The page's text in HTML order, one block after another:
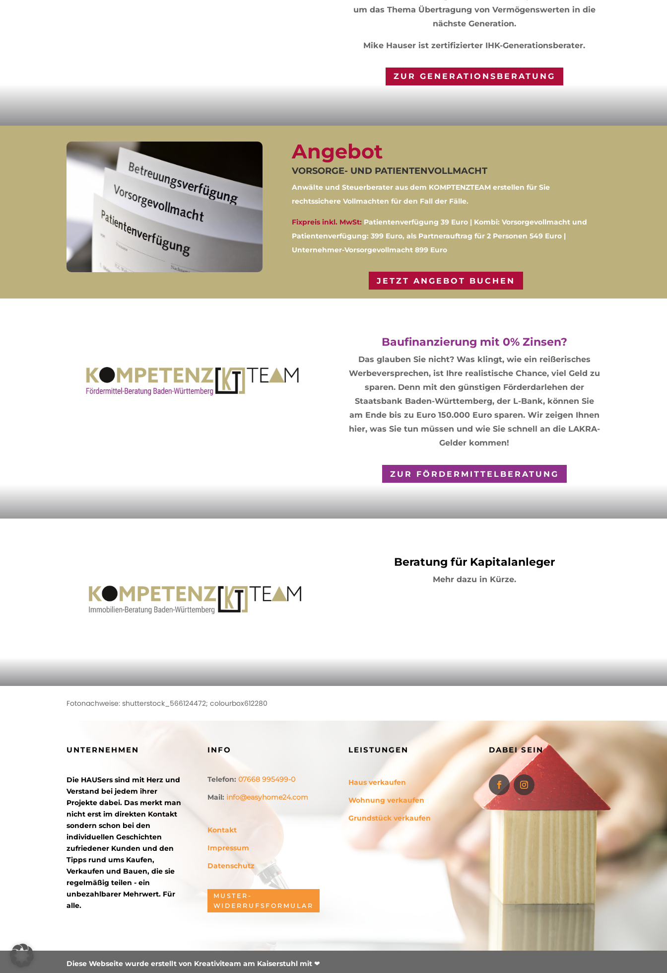
um das Thema Übertragung von Vermögenswerten in die
nächste Generation.
Mike Hauser ist zertifizierter IHK-Generationsberater.
ZUR GENERATIONSBERATUNG
Angebot
VORSORGE- UND PATIENTENVOLLMACHT
Anwälte und Steuerberater aus dem KOMPTENZTEAM erstellen für Sie
rechtssichere Vollmachten für den Fall der Fälle.
Fixpreis inkl. MwSt: Patientenverfügung 39 Euro | Kombi: Vorsorgevollmacht und
Patientenverfügung: 399 Euro, als Partnerauftrag für 2 Personen 549 Euro |
Unternehmer-Vorsorgevollmacht 899 Euro
JETZT ANGEBOT BUCHEN
Baufinanzierung mit 0% Zinsen?
Das glauben Sie nicht? Was klingt, wie ein reißerisches
Werbeversprechen, ist Ihre realistische Chance, viel Geld zu
sparen. Denn mit den günstigen Förderdarlehen der
Staatsbank Baden-Württemberg, der L-Bank, können Sie
am Ende bis zu Euro 150.000 Euro sparen. Wir zeigen Ihnen
hier, was Sie tun müssen und wie Sie schnell an die LAKRA-
Gelder kommen!
ZUR FÖRDERMITTELBERATUNG
Beratung für Kapitalanleger
Mehr dazu in Kürze.
Fotonachweise: shutterstock_566124472; colourbox612280
UNTERNEHMEN
Die HAUSers sind mit Herz und
Verstand bei jedem ihrer
Projekte dabei. Das merkt man
nicht erst im direkten Kontakt
sondern schon bei den
individuellen Geschichten
zufriedener Kunden und den
Tipps rund ums Kaufen,
Verkaufen und Bauen, die sie
regelmäßig teilen - ein
unbezahlbarer Mehrwert. Für
alle.
INFO
Telefon: 07668 995499-0
Mail: info@easyhome24.com
Kontakt
Impressum
Datenschutz
MUSTER-
WIDERRUFSFORMULAR
LEISTUNGEN
Haus verkaufen
Wohnung verkaufen
Grundstück verkaufen
DABEI SEIN
FacebookInstagram
Diese Webseite wurde erstellt von Kreativiteam am Kaiserstuhl mit ❤